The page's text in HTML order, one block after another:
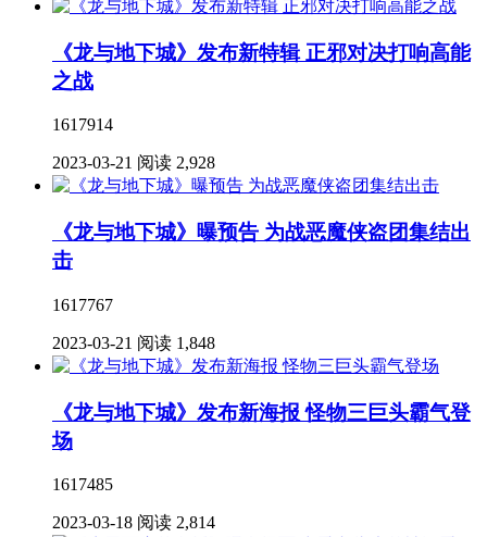
《龙与地下城》发布新特辑 正邪对决打响高能
之战
1617914
2023-03-21 阅读 2,928
《龙与地下城》曝预告 为战恶魔侠盗团集结出
击
1617767
2023-03-21 阅读 1,848
《龙与地下城》发布新海报 怪物三巨头霸气登
场
1617485
2023-03-18 阅读 2,814